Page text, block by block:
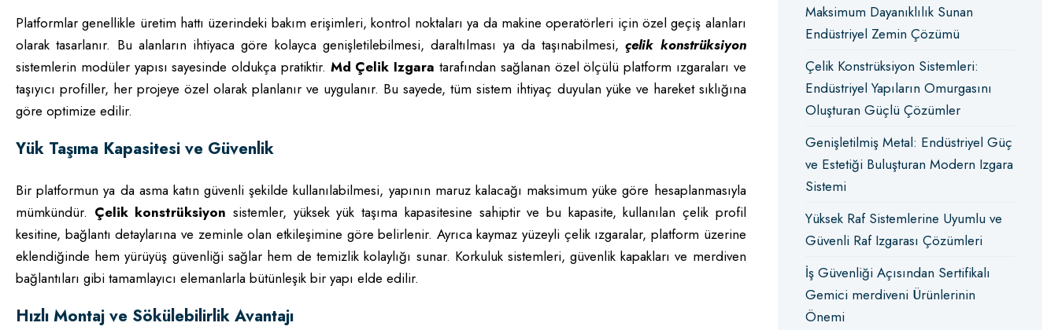
Platformlar genellikle üretim hattı üzerindeki bakım erişimleri, kontrol noktaları ya da makine operatörleri için özel geçiş alanları
olarak tasarlanır. Bu alanların ihtiyaca göre kolayca genişletilebilmesi, daraltılması ya da taşınabilmesi,çelik konstrüksiyon
sistemlerin modüler yapısı sayesinde oldukça pratiktir. Md Çelik Izgara tarafından sağlanan özel ölçülü platform ızgaraları ve
taşıyıcı profiller, her projeye özel olarak planlanır ve uygulanır. Bu sayede, tüm sistem ihtiyaç duyulan yüke ve hareket sıklığına
göre optimize edilir.
Yük Taşıma Kapasitesi ve Güvenlik
Bir platformun ya da asma katın güvenli şekilde kullanılabilmesi, yapının maruz kalacağı maksimum yüke göre hesaplanmasıyla
mümkündür. Çelik konstrüksiyon sistemler, yüksek yük taşıma kapasitesine sahiptir ve bu kapasite, kullanılan çelik profil
kesitine, bağlantı detaylarına ve zeminle olan etkileşimine göre belirlenir. Ayrıca kaymaz yüzeyli çelik ızgaralar, platform üzerine
eklendiğinde hem yürüyüş güvenliği sağlar hem de temizlik kolaylığı sunar. Korkuluk sistemleri, güvenlik kapakları ve merdiven
bağlantıları gibi tamamlayıcı elemanlarla bütünleşik bir yapı elde edilir.
Hızlı Montaj ve Sökülebilirlik Avantajı
Maksimum Dayanıklılık Sunan
Endüstriyel Zemin Çözümü
Çelik Konstrüksiyon Sistemleri:
Endüstriyel Yapıların Omurgasını
Oluşturan Güçlü Çözümler
Genişletilmiş Metal: Endüstriyel Güç
ve Estetiği Buluşturan Modern Izgara
Sistemi
Yüksek Raf Sistemlerine Uyumlu ve
Güvenli Raf Izgarası Çözümleri
İş Güvenliği Açısından Sertifikalı
Gemici merdiveni Ürünlerinin
Önemi